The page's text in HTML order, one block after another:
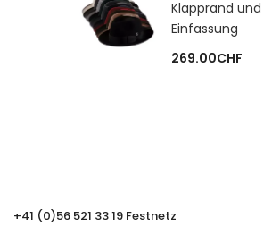
Klapprand und
Einfassung
269.00CHF
+41 (0)56 521 33 19 Festnetz